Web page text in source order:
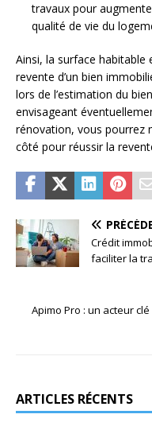
travaux pour
qualité de vie du
Ainsi, la surface
revente d’un bien
lors de l’estimation du
envisageant
rénovation, vous pourrez
côté pour réussir la
Crédit
faciliter la
Apimo Pro : un acteur
ARTICLES RÉCENTS